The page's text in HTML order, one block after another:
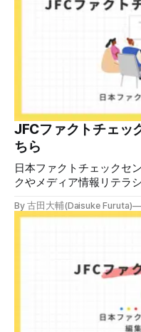
「共産主義者に恥じて頭
散した投稿を真に受けた反
JFCファクトチェ
ちら
日本ファクトチェックセ
クやメディア情報リテラ
認定バッジと教室や職場
ファクトチェックセンタ
す。 講師養成講座（オン
後、修了課題を提出され
能な教材の提... powered
By 古田大輔(Daisuke Furuta)